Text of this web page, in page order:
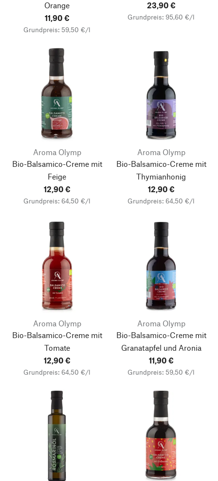
Orange
11,90 €
Grundpreis: 59,50 €/l
23,90 €
Grundpreis: 95,60 €/l
Aroma Olymp
Bio-Balsamico-Creme mit
Feige
12,90 €
Grundpreis: 64,50 €/l
Aroma Olymp
Bio-Balsamico-Creme mit
Thymianhonig
12,90 €
Grundpreis: 64,50 €/l
Aroma Olymp
Bio-Balsamico-Creme mit
Tomate
12,90 €
Grundpreis: 64,50 €/l
Aroma Olymp
Bio-Balsamico-Creme mit
Granatapfel und Aronia
11,90 €
Grundpreis: 59,50 €/l